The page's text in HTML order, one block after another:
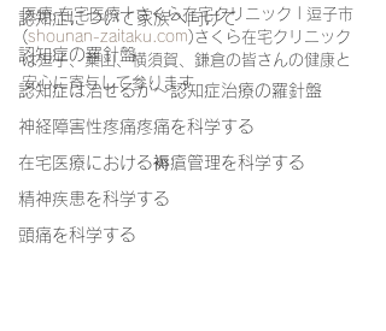
認知症について家族へ向けて
認知症の羅針盤
認知症は治せるか～認知症治療の羅針盤
神経障害性疼痛疼痛を科学する
在宅医療における褥瘡管理を科学する
精神疾患を科学する
頭痛を科学する
医療 在宅医療 | さくら在宅クリニック | 逗子市
(shounan-zaitaku.com)さくら在宅クリニック
は逗子、葉山、横須賀、鎌倉の皆さんの健康と
安心に寄与して参ります